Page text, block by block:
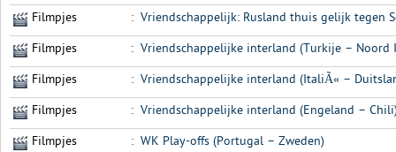
Filmpjes : Vriendschappelijk: Rusland thuis gelijk tegen
Filmpjes : Vriendschappelijke interland (Turkije – Noord
Filmpjes : Vriendschappelijke interland (ItaliÃ« –
Filmpjes : Vriendschappelijke interland (Engeland –
Filmpjes : WK Play-offs (Portugal – Zweden)